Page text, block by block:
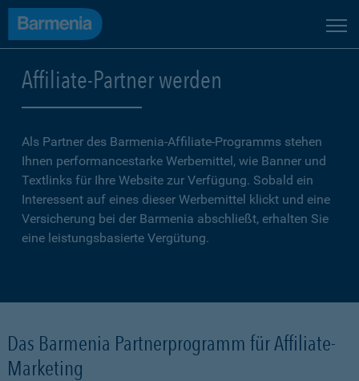
Affiliate-Partner werden
Als Partner des Barmenia-Affiliate-Programms stehen
Ihnen performancestarke Werbemittel, wie Banner und
Textlinks für Ihre Website zur Verfügung. Sobald ein
Interessent auf eines dieser Werbemittel klickt und eine
Versicherung bei der Barmenia abschließt, erhalten Sie
eine leistungsbasierte Vergütung.
Das Barmenia Partnerprogramm für Affiliate-
Marketing